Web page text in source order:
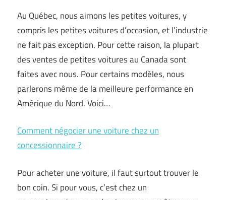
Au Québec, nous aimons les petites voitures, y
compris les petites voitures d’occasion, et l’industrie
ne fait pas exception. Pour cette raison, la plupart
des ventes de petites voitures au Canada sont
faites avec nous. Pour certains modèles, nous
parlerons même de la meilleure performance en
Amérique du Nord. Voici…
Comment négocier une voiture chez un
concessionnaire ?
Pour acheter une voiture, il faut surtout trouver le
bon coin. Si pour vous, c’est chez un